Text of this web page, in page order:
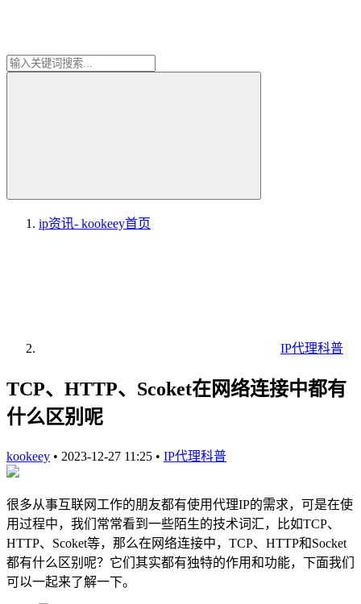
ip资讯- kookeey首页
IP代理科普
TCP、HTTP、Scoket在网络连接中都有
什么区别呢
kookeey • 2023-12-27 11:25 • IP代理科普
很多从事互联网工作的朋友都有使用代理IP的需求，可是在使
用过程中，我们常常看到一些陌生的技术词汇，比如TCP、
HTTP、Scoket等，那么在网络连接中，TCP、HTTP和Socket
都有什么区别呢？它们其实都有独特的作用和功能，下面我们
可以一起来了解一下。